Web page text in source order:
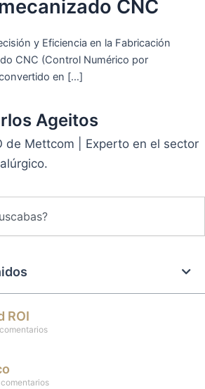
CNC
y Eficiencia en la Fabricación
CNC (Control Numérico por
en […]
Ageitos
de Mettcom | Experto en el sector
ROI